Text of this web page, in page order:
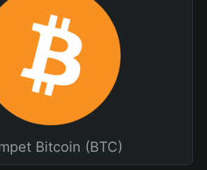
Bitcoin (BTC)